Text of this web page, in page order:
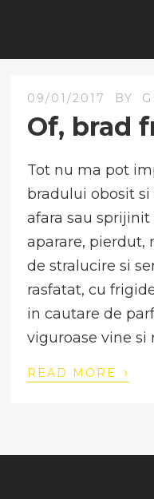
09/01/2017 BY
Of, brad
Tot nu ma pot
bradului obosit
afara sau
aparare, pierdut,
de stralucire si
rasfatat, cu
in cautare de
viguroase vine si
READ MORE ›